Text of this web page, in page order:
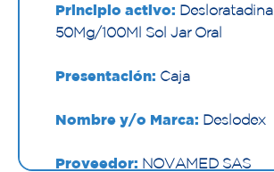
Principio activo: Desloratadina
50Mg/100Ml Sol Jar Oral
Presentación: Caja
Nombre y/o Marca: Deslodex
Proveedor: NOVAMED SAS